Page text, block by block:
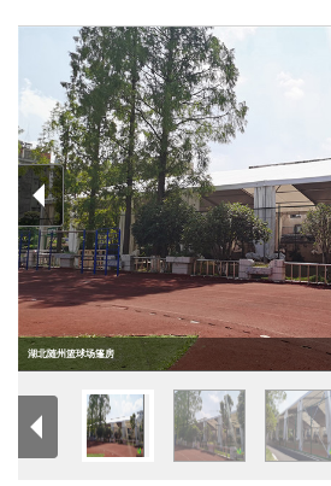
湖北随州篮球场篷房